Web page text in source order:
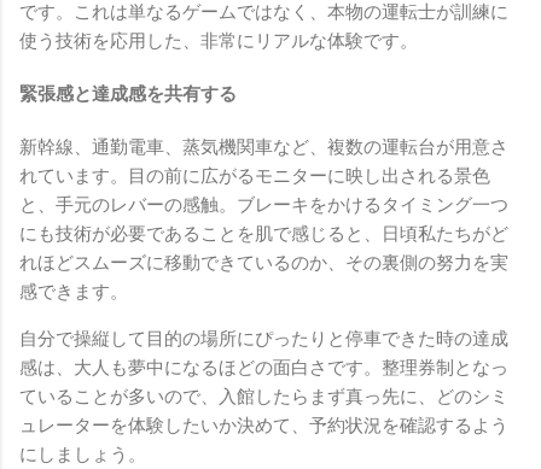
です。これは単なるゲームではなく、本物の運転士が訓練に
使う技術を応用した、非常にリアルな体験です。
緊張感と達成感を共有する
新幹線、通勤電車、蒸気機関車など、複数の運転台が用意さ
れています。目の前に広がるモニターに映し出される景色
と、手元のレバーの感触。ブレーキをかけるタイミング一つ
にも技術が必要であることを肌で感じると、日頃私たちがど
れほどスムーズに移動できているのか、その裏側の努力を実
感できます。
自分で操縦して目的の場所にぴったりと停車できた時の達成
感は、大人も夢中になるほどの面白さです。整理券制となっ
ていることが多いので、入館したらまず真っ先に、どのシミ
ュレーターを体験したいか決めて、予約状況を確認するよう
にしましょう。